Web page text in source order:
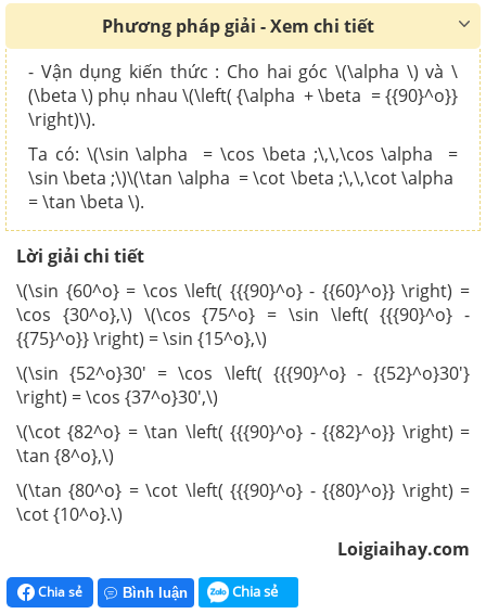
Phương pháp giải - Xem chi tiết
- Vận dụng kiến thức : Cho hai góc \(\alpha \) và \
(\beta \) phụ nhau \(\left( {\alpha + \beta = {{90}^o}}
\right)\).
Ta có: \(\sin \alpha = \cos \beta ;\,\,\cos \alpha =
\sin \beta ;\)\(\tan \alpha = \cot \beta ;\,\,\cot \alpha
= \tan \beta \).
Lời giải chi tiết
\(\sin {60^o} = \cos \left( {{{90}^o} - {{60}^o}} \right) =
\cos {30^o},\) \(\cos {75^o} = \sin \left( {{{90}^o} -
{{75}^o}} \right) = \sin {15^o},\)
\(\sin {52^o}30' = \cos \left( {{{90}^o} - {{52}^o}30'}
\right) = \cos {37^o}30',\)
\(\cot {82^o} = \tan \left( {{{90}^o} - {{82}^o}} \right) =
\tan {8^o},\)
\(\tan {80^o} = \cot \left( {{{90}^o} - {{80}^o}} \right) =
\cot {10^o}.\)
Loigiaihay.com
Chia sẻ Bình luận Chia sẻ